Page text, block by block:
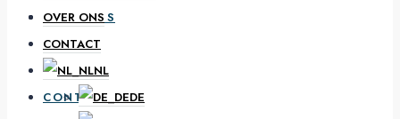
OVER ONS
CONTACT
OVER ONS
CONTACT
NL
DE